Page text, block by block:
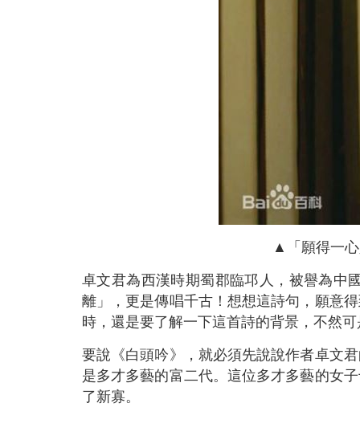
▲「願得一心
卓文君為西漢時期蜀郡臨邛人，被譽為中
離」，更是傳唱千古！想想這詩句，願意
時，還是要了解一下這首詩的背景，不然可
要說《白頭吟》，就必須先說說作者卓文
是多才多藝的富二代。這位多才多藝的女
了新寡。